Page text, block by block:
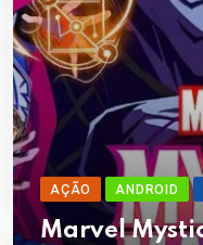
AÇÃO ANDROID
Marvel